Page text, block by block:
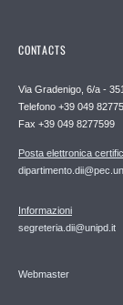
CONTACTS
Via Gradenigo, 6/a -
Telefono +39 049
Fax +39 049 8277599
Posta elettronica
Informazioni
segreteria.dii@unipd.it
Webmaster